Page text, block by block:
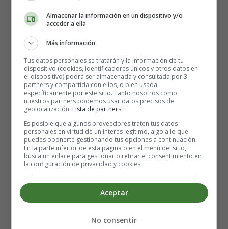
durante el embarazo demuestran que los beneficios de
superan los riesgos potenciales para el desarrollo cerebral
Almacenar la información en un dispositivo y/o
acceder a ella
Más información
Tus datos personales se tratarán y la información de tu
dispositivo (cookies, identificadores únicos y otros datos en
el dispositivo) podrá ser almacenada y consultada por 3
partners y compartida con ellos, o bien usada
específicamente por este sitio. Tanto nosotros como
nuestros partners podemos usar datos precisos de
geolocalización. Lista de partners.
Es posible que algunos proveedores traten tus datos
personales en virtud de un interés legítimo, algo a lo que
puedes oponerte gestionando tus opciones a continuación.
En la parte inferior de esta página o en el menú del sitio,
busca un enlace para gestionar o retirar el consentimiento en
la configuración de privacidad y cookies.
Aceptar
No consentir